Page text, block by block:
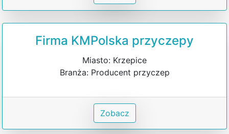
Firma KMPolska przyczepy
Miasto: Krzepice
Branża: Producent przyczep
Zobacz